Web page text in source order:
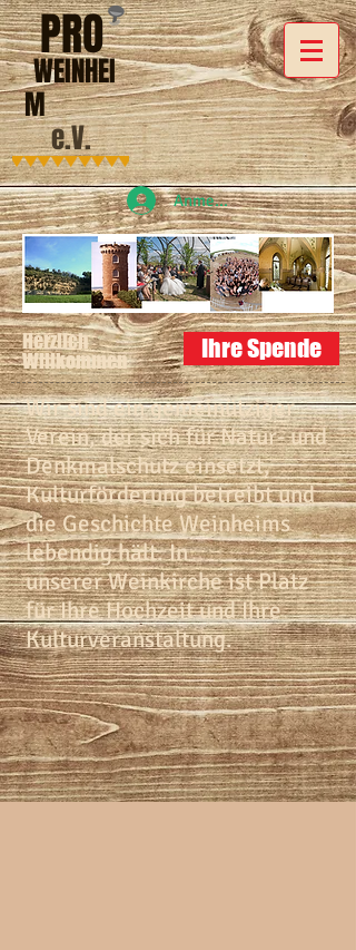
PRO
WEINHEI
M
e.V.
Anmelden
Herzlich
Willkommen
Ihre Spende
Wir sind ein gemeinütziger
Verein, der sich für Natur- und
Denkmalschutz einsetzt,
Kulturförderung betreibt und
die Geschichte Weinheims
lebendig hält. In
unserer Weinkirche ist Platz
für Ihre Hochzeit und Ihre
Kulturveranstaltung.